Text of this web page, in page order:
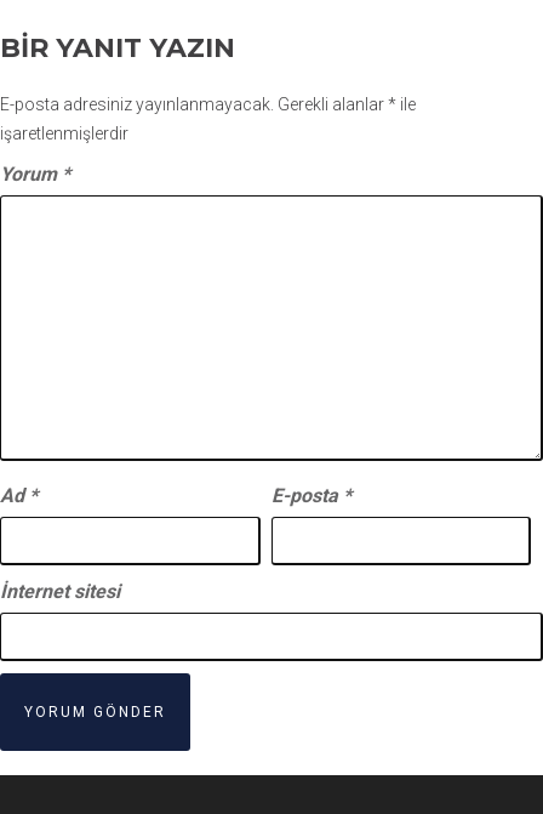
BIR YANIT YAZIN
E-posta adresiniz yayınlanmayacak. Gerekli alanlar* ile
işaretlenmişlerdir
Yorum *
Ad * E-posta *
İnternet sitesi